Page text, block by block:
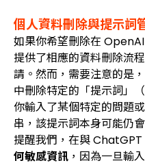
個人資料刪除與提示詞
如果你希望刪除在
提供了相應的資料刪除流
請。然而，需要注意的是
中刪除特定的「提示詞」
你輸入了某個特定的問題
串，該提示詞本身可能仍
提醒我們，在與 ChatGPT
何敏感資訊 ，因為一旦輸